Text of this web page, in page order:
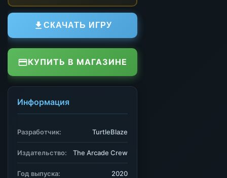
СКАЧАТЬ ИГРУ
КУПИТЬ В МАГАЗИНЕ
Информация
Разработчик: TurtleBlaze
Издательство: The Arcade Crew
Год выпуска: 2020